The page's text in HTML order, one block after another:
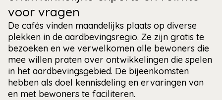
voor vragen
De cafés vinden maandelijks plaats op diverse
plekken in de aardbevingsregio. Ze zijn gratis te
bezoeken en we verwelkomen alle bewoners die
mee willen praten over ontwikkelingen die spelen
in het aardbevingsgebied. De bijeenkomsten
hebben als doel kennisdeling en ervaringen van
en met bewoners te faciliteren.